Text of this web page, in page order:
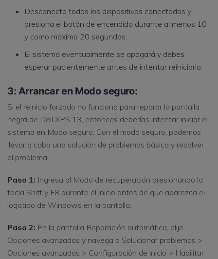
Desconecta todos los dispositivos conectados y
presiona el botón de encendido durante al menos 10
y como máximo 20 segundos.
El sistema eventualmente se apagará y debes
esperar pacientemente antes de intentar reiniciarlo.
3: Arrancar en Modo seguro:
Si el reinicio forzado no funciona para reparar la pantalla
negra de Dell XPS 13, entonces deberías intentar iniciar el
sistema en Modo seguro. Con el modo seguro, podemos
llevar a cabo una solución de problemas básica y resolver
el problema.
Paso 1: Ingresa al Modo de recuperación presionando la
tecla Shift y F8 durante el inicio antes de que aparezca el
logotipo de Windows en la pantalla.
Paso 2: En la pantalla Reparación automática, elije
Opciones avanzadas y navega a Solucionar problemas >
Opciones avanzadas > Configuración de inicio > Habilitar